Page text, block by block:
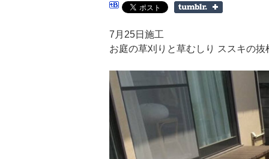
7月25日施工
お庭の草刈りと草むしり ススキの抜